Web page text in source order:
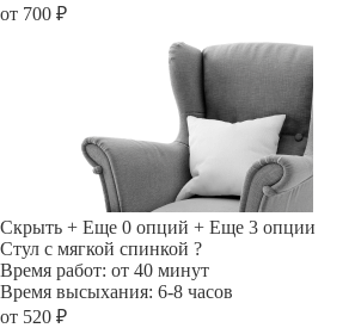
от 700 ₽
Скрыть + Еще 0 опций + Еще 3 опции
Стул с мягкой спинкой ?
Время работ: от 40 минут
Время высыхания: 6-8 часов
от 520 ₽